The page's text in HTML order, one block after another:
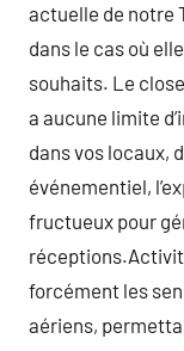
actuelle de notre
dans le cas où
souhaits. Le
a aucune limite
dans vos locaux,
événementiel,
fructueux pour
forcément les
aériens,